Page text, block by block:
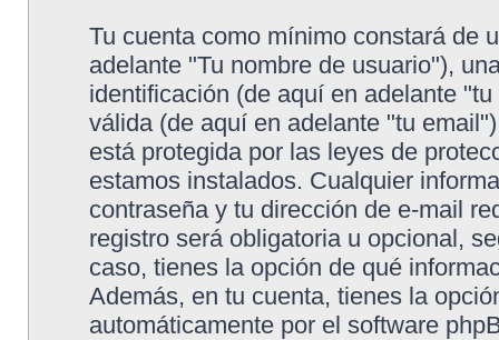
Tu cuenta como mínimo constará de
adelante "Tu nombre de usuario"),
identificación (de aquí en adelante
válida (de aquí en adelante "tu
está protegida por las leyes de
estamos instalados. Cualquier
contraseña y tu dirección de e-mail
registro será obligatoria u opcional,
caso, tienes la opción de qué
Además, en tu cuenta, tienes la
automáticamente por el software